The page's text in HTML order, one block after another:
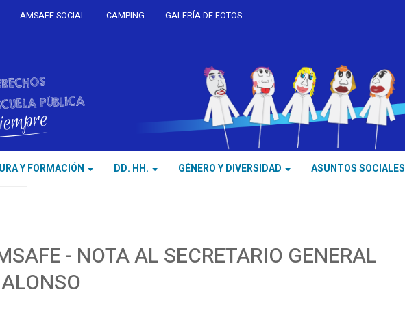
AMSAFE SOCIAL CAMPING GALERÍA DE FOTOS
Y FORMACIÓN DD. HH. GÉNERO Y DIVERSIDAD ASUNTOS SOCIALES
- NOTA AL SECRETARIO GENERAL